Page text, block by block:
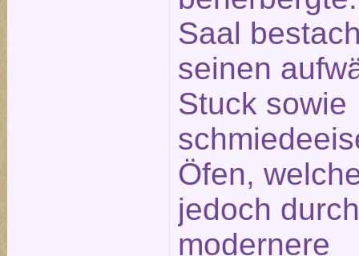
Saal
seinen
Stuck sowie
Öfen,
jedoch durch
modernere